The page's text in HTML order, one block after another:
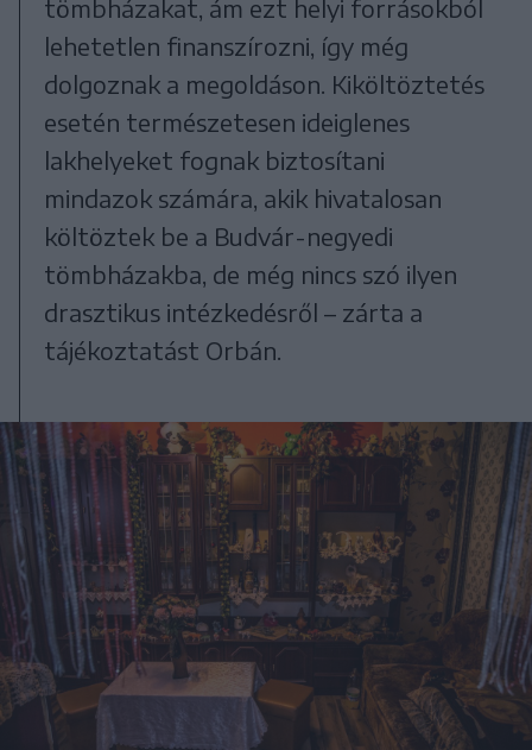
tömbházakat, ám ezt helyi forrásokból
lehetetlen finanszírozni, így még
dolgoznak a megoldáson. Kiköltöztetés
esetén természetesen ideiglenes
lakhelyeket fognak biztosítani
mindazok számára, akik hivatalosan
költöztek be a Budvár-negyedi
tömbházakba, de még nincs szó ilyen
drasztikus intézkedésről – zárta a
tájékoztatást Orbán.